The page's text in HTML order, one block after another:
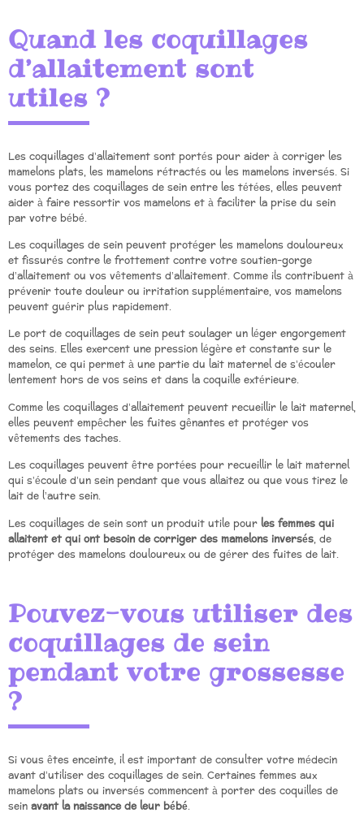
Quand les coquillages
d’allaitement sont
utiles ?
Les coquillages d’allaitement sont portés pour aider à corriger les
mamelons plats, les mamelons rétractés ou les mamelons inversés. Si
vous portez des coquillages de sein entre les tétées, elles peuvent
aider à faire ressortir vos mamelons et à faciliter la prise du sein
par votre bébé.
Les coquillages de sein peuvent protéger les mamelons douloureux
et fissurés contre le frottement contre votre soutien-gorge
d’allaitement ou vos vêtements d’allaitement. Comme ils contribuent à
prévenir toute douleur ou irritation supplémentaire, vos mamelons
peuvent guérir plus rapidement.
Le port de coquillages de sein peut soulager un léger engorgement
des seins. Elles exercent une pression légère et constante sur le
mamelon, ce qui permet à une partie du lait maternel de s’écouler
lentement hors de vos seins et dans la coquille extérieure.
Comme les coquillages d’allaitement peuvent recueillir le lait maternel,
elles peuvent empêcher les fuites gênantes et protéger vos
vêtements des taches.
Les coquillages peuvent être portées pour recueillir le lait maternel
qui s’écoule d’un sein pendant que vous allaitez ou que vous tirez le
lait de l’autre sein.
Les coquillages de sein sont un produit utile pourles femmes qui
allaitent et qui ont besoin de corriger des mamelons inversés, de
protéger des mamelons douloureux ou de gérer des fuites de lait.
Pouvez-vous utiliser des
coquillages de sein
pendant votre grossesse
?
Si vous êtes enceinte, il est important de consulter votre médecin
avant d’utiliser des coquillages de sein. Certaines femmes aux
mamelons plats ou inversés commencent à porter des coquilles de
seinavant la naissance de leur bébé.